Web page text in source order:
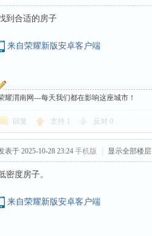
到合适的房子
来自荣耀新版安卓客户端
耀渭南网---每天我们都在影响这座城市！
回复 支持 反对 0
表于 2025-10-28 23:24 手机版 显示全部楼层
密度房子。
来自荣耀新版安卓客户端